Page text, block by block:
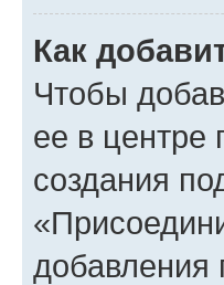
Как
Чтобы
ее в центре
создания